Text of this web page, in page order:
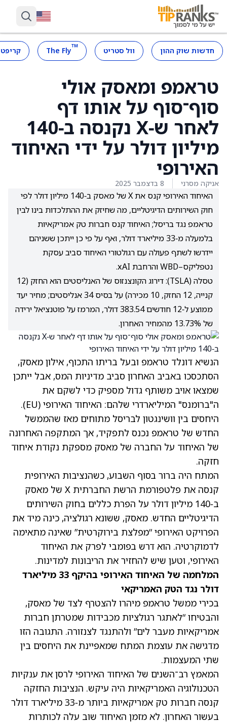
חדשות שוק ההון וול סטריט ™
The Fly
טראמפ ומאסק אולי
סוף־סוף על אותו דף
לאחר ש‑X נקנסה ב‑140
מיליון דולר על ידי האיחוד
האירופי
אניקה מסרני 8 בדצמבר 2025
האיחוד האירופי קנס את X של מאסק ב‑140 מיליון דולר לפי
חוק השירותים הדיגיטליים, מה שחיזק את ההתלכדות בינו לבין
טראמפ נגד בריסל; האיחוד קנס חברות טק אמריקאיות
בלמעלה מ‑33 מיליארד דולר, ואף על פי כן ייתכן ששניהם
יידרשו לשתף פעולה עם רגולטורי האיחוד סביב עסקת
נטפליקס–WBD והרחבת xAI.
טסלה (TSLA): דירוג הקונצנזוס של האנליסטים הוא החזק (12
קנייה, 12 החזק, 10 מכירה) על בסיס 34 אנליסטים; מחיר יעד
ממוצע ל‑12 חודשים 383.54 דולר, המרמז על פוטנציאל ירידה
של 13.73% מהמחיר האחרון.
הנשיא דונלד טראמפ ובעל בריתו התכוף, אילון מאסק,
הסתכסכו באביב האחרון סביב מדיניות המס, אבל ייתכן
שמצאו אויב משותף גדול מספיק כדי לשקם את
ה"ברומנס" המיליארדרי שלהם: האיחוד האירופי (EU).
היחסים בין וושינגטון לבריסל מתוחים מאז שהממשל
החדש של טראמפ נכנס לתפקיד, אך המתקפה האחרונה
של האיחוד על החברה של מאסק מספקת נקודת איחוד
חזקה.
המתח היה ברור בסוף השבוע, כשהנציבות האירופית
קנסה את פלטפורמת הרשת החברתית X של מאסק
ב‑140 מיליון דולר על הפרת כללים בחוק השירותים
הדיגיטליים החדש. מאסק, ששונא רגולציה, כינה מיד את
הפרויקט האירופי “מפלצת בירוקרטית” שאינה מתאימה
לדמוקרטיה. הוא דרש בפומבי לפרק את האיחוד
האירופי, וטען שיש להחזיר את הריבונות למדינות.
המלחמה של האיחוד האירופי בהיקף 33 מיליארד
דולר נגד הטק האמריקאי
בכירי ממשל טראמפ מיהרו להצטרף לצד של מאסק,
והבטיחו “לאתגר רגולציות מכבידות שמטרתן חברות
אמריקאיות מעבר לים” ולהתנגד לצנזורה. התגובה הזו
מדגישה את עוצמת המתח שמאפיינת את היחסים בין
שתי המעצמות.
המאמץ רב־השנים של האיחוד האירופי לרסן את ענקיות
הטכנולוגיה האמריקאיות היה עיקש. הנציבות החזקה
קנסה חברות טק אמריקאיות ביותר מ‑33 מיליארד דולר
בעשור האחרון. לא מזמן האיחוד שוב עלה לכותרות